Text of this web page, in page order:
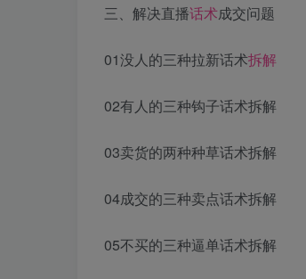
三、解决直播话术成交问题
01没人的三种拉新话术拆解
02有人的三种钩子话术拆解
03卖货的两种种草话术拆解
04成交的三种卖点话术拆解
05不买的三种逼单话术拆解